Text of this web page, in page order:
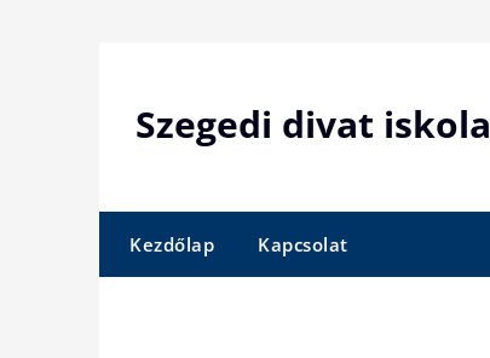
Szegedi divat iskola
Kezdőlap Kapcsolat